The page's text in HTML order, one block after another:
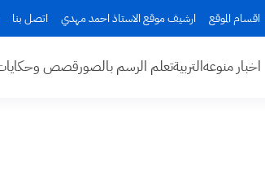
اقسام الموقع ارشيف موقع الاستاذ احمد مهدي اتصل بنا
اخبار منوعهالتربيةتعلم الرسم بالصورقصص